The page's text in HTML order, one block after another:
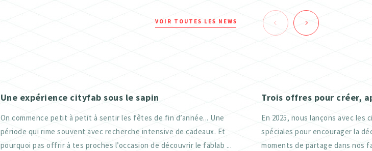
VOIR TOUTES LES NEWS
Une expérience cityfab sous le sapin
On commence petit à petit à sentir les fêtes de fin d’année... Une
période qui rime souvent avec recherche intensive de cadeaux. Et
pourquoi pas offrir à tes proches l’occasion de découvrir le fablab ...
Trois offres pour créer,
En 2025, nous lançons avec
spéciales pour encourager la
moments de partage dans nos